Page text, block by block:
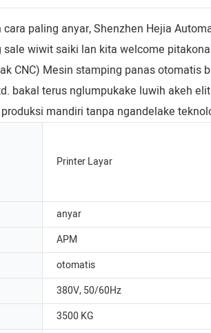
paling anyar, Shenzhen Hejia
wiwit saiki lan kita welcome
CNC) Mesin stamping panas
bakal terus nglumpukake luwih akeh
mandiri tanpa ngandelake
Printer Layar
anyar
APM
otomatis
380V, 50/60Hz
3500 KG